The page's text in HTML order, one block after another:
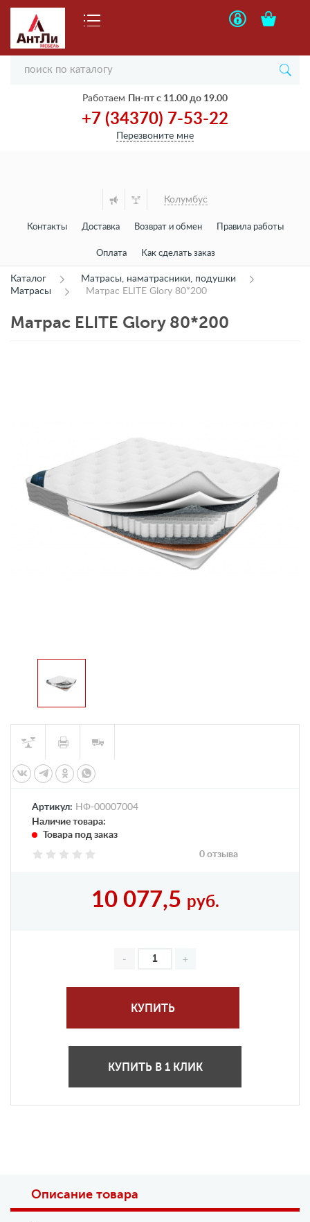
Работаем Пн-пт с 11.00 до 19.00
+7 (34370) 7-53-22
Перезвоните мне
Колумбус
Контакты Доставка Возврат и обмен Правила работы
Оплата Как сделать заказ
Каталог
Матрасы, наматрасники, подушки
Матрасы
Матрас ELITE Glory 80*200
Матрас ELITE Glory 80*200
Артикул: НФ-00007004
Наличие товара:
Товара под заказ
0 отзыва
10 077,5 руб.
КУПИТЬ
КУПИТЬ В 1 КЛИК
Описание товара